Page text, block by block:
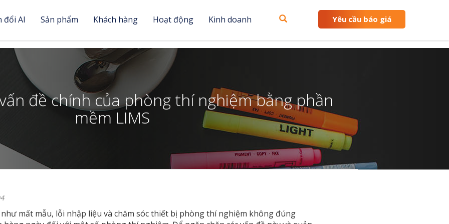
đổi AI Sản phẩm Khách hàng Hoạt động Kinh doanh Yêu cầu báo giá
đề chính của phòng thí nghiệm bằng phần
mềm LIMS
mất mẫu, lỗi nhập liệu và chăm sóc thiết bị phòng thí nghiệm không đúng